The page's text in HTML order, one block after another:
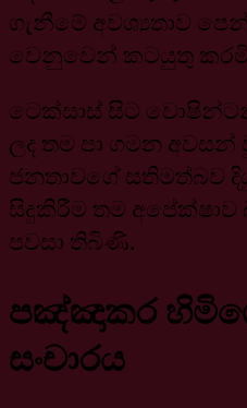
ගැනීමේ අවශ්‍යතාව
වෙනුවෙන් කටයුතු
ටෙක්සාස් සිට
ලද තම පා ගමන
ජනතාවගේ සතිමත්බව
සිදුකිරීම තම
පවසා තිබිණි.
පඤ්ඤාකර
සංචාරය